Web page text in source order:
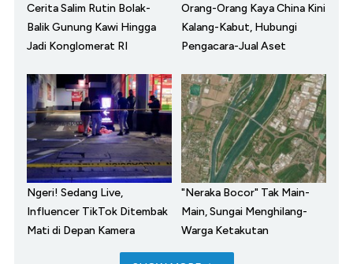
Cerita Salim Rutin Bolak-
Balik Gunung Kawi Hingga
Jadi Konglomerat RI
Orang-Orang Kaya China Kini
Kalang-Kabut, Hubungi
Pengacara-Jual Aset
Ngeri! Sedang Live,
Influencer TikTok Ditembak
Mati di Depan Kamera
"Neraka Bocor" Tak Main-
Main, Sungai Menghilang-
Warga Ketakutan